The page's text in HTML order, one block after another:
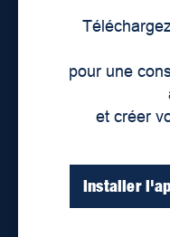
pour une
et créer
Installer
Déontologie et
Devenir partenaire
Lieux de distribution